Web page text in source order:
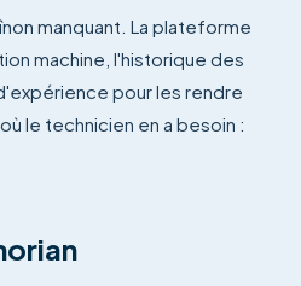
manquant. La plateforme
machine, l'historique des
pour les rendre
le technicien en a besoin :